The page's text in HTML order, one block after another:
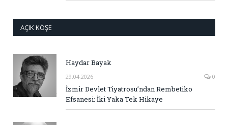
AÇIK KÖŞE
Haydar Bayak
29.04.2026 0
İzmir Devlet Tiyatrosu’ndan Rembetiko
Efsanesi: İki Yaka Tek Hikaye